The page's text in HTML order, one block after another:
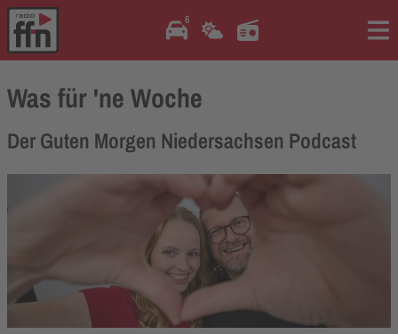
6
Was für 'ne Woche
Der Guten Morgen Niedersachsen Podcast